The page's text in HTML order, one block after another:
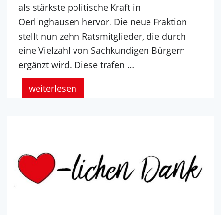
als stärkste politische Kraft in
Oerlinghausen hervor. Die neue Fraktion
stellt nun zehn Ratsmitglieder, die durch
eine Vielzahl von Sachkundigen Bürgern
ergänzt wird. Diese trafen …
weiterlesen